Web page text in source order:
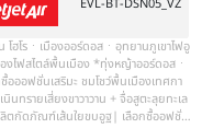
ดูช่วงเวลาเพิ่มเติม